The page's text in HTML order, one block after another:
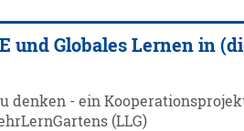
und Globales Lernen in
denken - ein
(LLG)